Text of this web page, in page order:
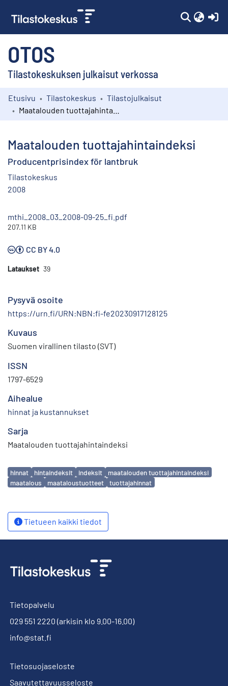
OTOS
Tilastokeskuksen julkaisut verkossa
Kokoelmat
Etusivu Tilastokeskus
Tilastojulkaisut
Maatalouden tuottajahintaindeksi
Producentprisindex för lantbruk
Tilastokeskus
2008
mthi_2008_03_2008-09-25_fi.pdf
207.11 KB
CC BY 4.0
Lataukset 39
Pysyvä osoite
https://urn.fi/URN:NBN:fi-fe20230917128125
Kuvaus
Suomen virallinen tilasto (SVT)
ISSN
1797-6529
Aihealue
hinnat ja kustannukset
Sarja
Maatalouden tuottajahintaindeksi
Avainsanat
hinnat hintaindeksit indeksit
maatalouden tuottajahintaindeksi
maatalous
maataloustuotteet tuottajahinnat
Tietueen kaikki tiedot
Tietopalvelu
029 551 2220 (arkisin klo 9.00-16.00)
info@stat.fi
Tietosuojaseloste
Saavutettavuusseloste